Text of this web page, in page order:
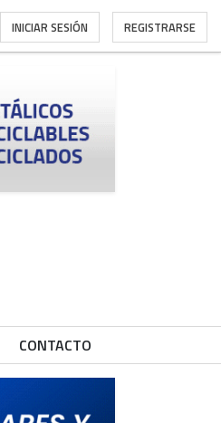
INICIAR SESIÓN REGISTRARSE
CONTACTO